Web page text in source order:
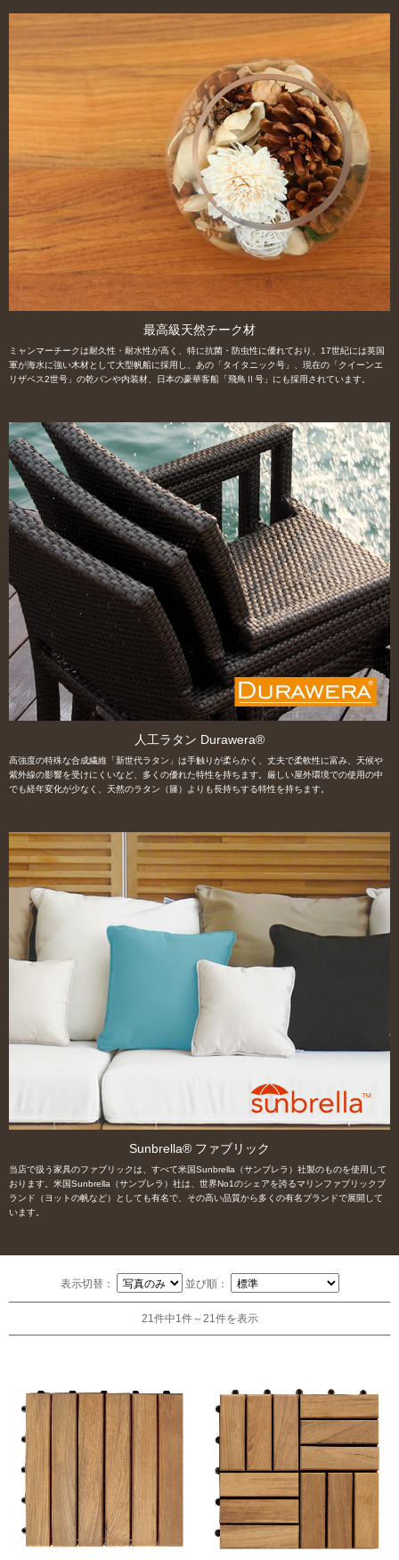
最高級天然チーク材
ミャンマーチークは耐久性・耐水性が高く、特に抗菌・防虫性に優れており、17世紀には英国
軍が海水に強い木材として大型帆船に採用し、あの「タイタニック号」、現在の「クイーンエ
リザベス2世号」の乾パンや内装材、日本の豪華客船「飛鳥Ⅱ号」にも採用されています。
人工ラタン Durawera®
高強度の特殊な合成繊維「新世代ラタン」は手触りが柔らかく、丈夫で柔軟性に富み、天候や
紫外線の影響を受けにくいなど、多くの優れた特性を持ちます。厳しい屋外環境での使用の中
でも経年変化が少なく、天然のラタン（籐）よりも長持ちする特性を持ちます。
Sunbrella® ファブリック
当店で扱う家具のファブリックは、すべて米国Sunbrella（サンブレラ）社製のものを使用して
おります。米国Sunbrella（サンブレラ）社は、世界No1のシェアを誇るマリンファブリックブ
ランド（ヨットの帆など）としても有名で、その高い品質から多くの有名ブランドで展開して
います。
表示切替： 並び順：
21件中1件～21件を表示